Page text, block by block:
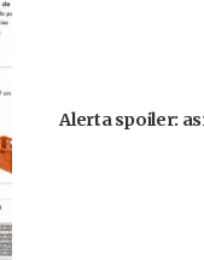
Alerta spoiler: